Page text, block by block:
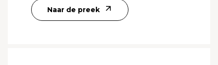
Naar de preek